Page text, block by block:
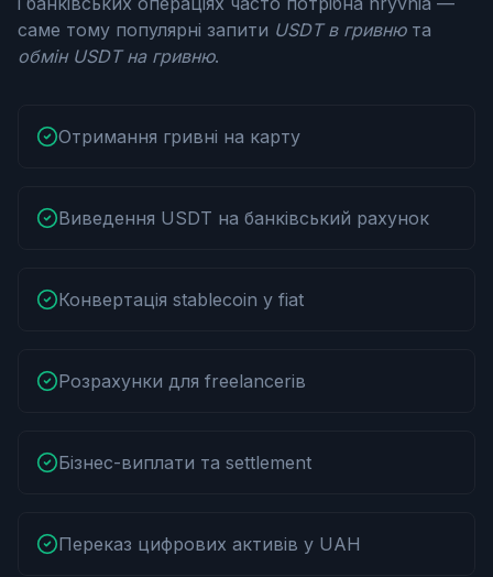
саме тому популярні запити USDT в гривнюта
обмін USDT на гривню.
Отримання гривні на карту
Виведення USDT на банківський рахунок
Конвертація stablecoin у fiat
Розрахунки для freelancerів
Бізнес-виплати та settlement
Переказ цифрових активів у UAH